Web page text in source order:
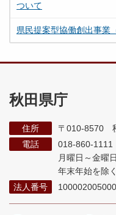
ついて
県民提案型協働創出事業
秋田県庁
住所
〒010-8570
電話
018-860-1111
月曜日～金曜
年末年始を除く
法人番号